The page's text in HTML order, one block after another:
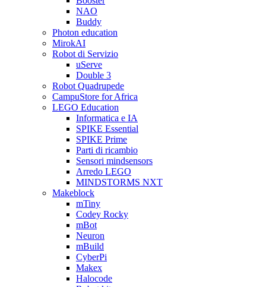
NAO
Buddy
Photon education
MirokAI
Robot di Servizio
uServe
Double 3
Robot Quadrupede
CampuStore for Africa
LEGO Education
Informatica e IA
SPIKE Essential
SPIKE Prime
Parti di ricambio
Sensori mindsensors
Arredo LEGO
MINDSTORMS NXT
Makeblock
mTiny
Codey Rocky
mBot
Neuron
mBuild
CyberPi
Makex
Halocode